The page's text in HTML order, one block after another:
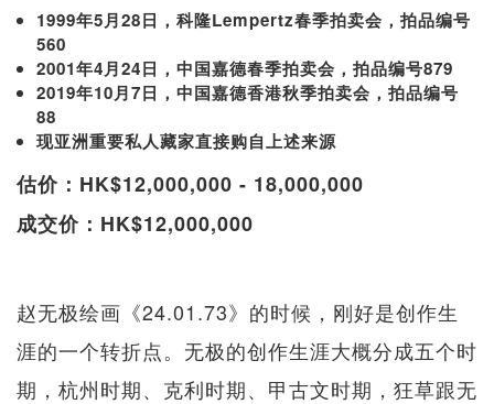
1999年5月28日，科隆Lempertz春季拍卖会，拍品编号
560
2001年4月24日，中国嘉德春季拍卖会，拍品编号879
2019年10月7日，中国嘉德香港秋季拍卖会，拍品编号
88
现亚洲重要私人藏家直接购自上述来源
估价：HK$12,000,000 - 18,000,000
成交价：HK$12,000,000
赵无极绘画《24.01.73》的时候，刚好是创作生
涯的一个转折点。无极的创作生涯大概分成五个时
期，杭州时期、克利时期、甲古文时期，狂草跟无